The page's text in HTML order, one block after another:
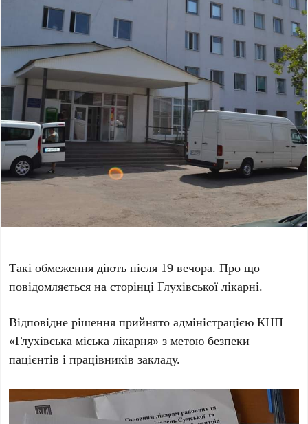
Такі обмеження діють після 19 вечора. Про що
повідомляється на сторінці Глухівської лікарні.
Відповідне рішення прийнято адміністрацією КНП
«Глухівська міська лікарня» з метою безпеки
пацієнтів і працівників закладу.